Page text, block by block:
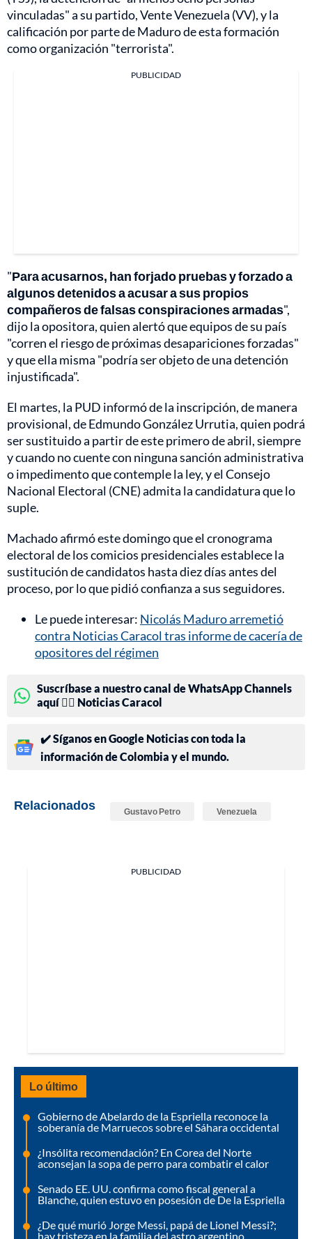
vinculadas" a su partido, Vente Venezuela (VV), y la
calificación por parte de Maduro de esta formación
como organización "terrorista".
PUBLICIDAD
"Para acusarnos, han forjado pruebas y forzado a
algunos detenidos a acusar a sus propios
compañeros de falsas conspiraciones armadas",
dijo la opositora, quien alertó que equipos de su país
"corren el riesgo de próximas desapariciones forzadas"
y que ella misma "podría ser objeto de una detención
injustificada".
El martes, la PUD informó de la inscripción, de manera
provisional, de Edmundo González Urrutia, quien podrá
ser sustituido a partir de este primero de abril, siempre
y cuando no cuente con ninguna sanción administrativa
o impedimento que contemple la ley, y el Consejo
Nacional Electoral (CNE) admita la candidatura que lo
suple.
Machado afirmó este domingo que el cronograma
electoral de los comicios presidenciales establece la
sustitución de candidatos hasta diez días antes del
proceso, por lo que pidió confianza a sus seguidores.
Le puede interesar: Nicolás Maduro arremetió
contra Noticias Caracol tras informe de cacería de
opositores del régimen
Suscríbase a nuestro canal de WhatsApp Channels
aquí 👉🏻 Noticias Caracol
✔️ Síganos en Google Noticias con toda la
información de Colombia y el mundo.
Relacionados Gustavo Petro Venezuela
PUBLICIDAD
Lo último
Gobierno de Abelardo de la Espriella reconoce la
soberanía de Marruecos sobre el Sáhara occidental
¿Insólita recomendación? En Corea del Norte
aconsejan la sopa de perro para combatir el calor
Senado EE. UU. confirma como fiscal general a
Blanche, quien estuvo en posesión de De la Espriella
¿De qué murió Jorge Messi, papá de Lionel Messi?;
hay tristeza en la familia del astro argentino